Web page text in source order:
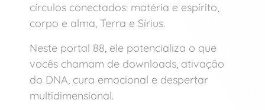
círculos conectados: matéria e espírito,
corpo e alma, Terra e Sírius.
Neste portal 88, ele potencializa o que
vocês chamam de downloads, ativação
do DNA, cura emocional e despertar
multidimensional.